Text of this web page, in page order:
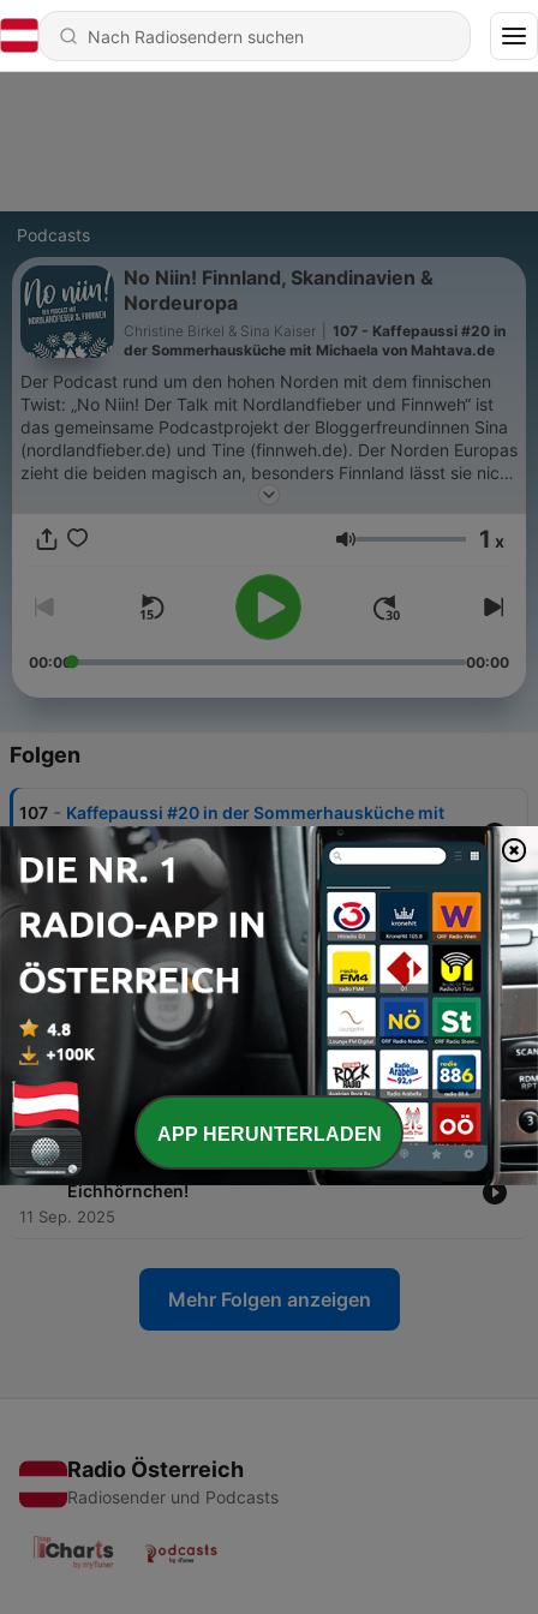
Podcasts
No Niin! Finnland, Skandinavien &
Nordeuropa
Christine Birkel & Sina Kaiser
107 - Kaffepaussi #20 in
der Sommerhausküche mit Michaela von Mahtava.de
Der Podcast rund um den hohen Norden mit dem finnischen
Twist: „No Niin! Der Talk mit Nordlandfieber und Finnweh“ ist
das gemeinsame Podcastprojekt der Bloggerfreundinnen Sina
(nordlandfieber.de) und Tine (finnweh.de). Der Norden Europas
zieht die beiden magisch an, besonders Finnland lässt sie nicht
mehr los und sie können einfach nie genug bekommen vom
Regelmäßig plaudern sie darüber, was es Neues gibt in der
euch, treffen interessante Interviewgäste und nehmen euch mit
auf Reisen in den hohen Norden. Mehr Infos findet ihr auf
Lautstärke 1 x
00:00 00:00
Folgen
107 - Kaffepaussi #20 in der Sommerhausküche mit
Michaela von Mahtava.de
07 Mai 2026
- Episode 49: Takatukka und die Fischstäbchen
21 Feb. 2026
105 -
Kaffepaussi #19 Slowvember … mit Michaela von
mahtava.de
24 Nov. 2025
- Kaffepaussi #18 Mit dem Rad nach Rovaniemi…
mit Andrea (Community-Folge)
02 Nov. 2025
103 - Episode 48: Gutturaler Gesang und … oh, ein
Eichhörnchen!
11 Sep. 2025
Mehr Folgen anzeigen
Radio Österreich
Radiosender und Podcasts
APP HERUNTERLADEN